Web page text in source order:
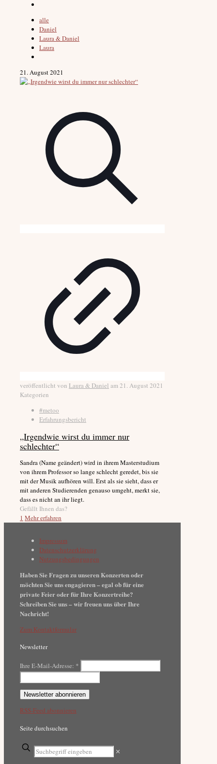
alle
Daniel
Laura & Daniel
Laura
21. August 2021
veröffentlicht von Laura & Daniel am21. August 2021
Kategorien
#metoo
Erfahrungsbericht
„Irgendwie wirst du immer nur
schlechter“
Sandra (Name geändert) wird in ihrem Masterstudium
von ihrem Professor so lange schlecht geredet, bis sie
mit der Musik aufhören will. Erst als sie sieht, dass er
mit anderen Studierenden genauso umgeht, merkt sie,
dass es nicht an ihr liegt.
Gefällt Ihnen das?
1 Mehr erfahren
Impressum
Datenschutzerklärung
Nutzungsbedingungen
Haben Sie Fragen zu unseren Konzerten oder
möchten Sie uns engagieren – egal ob für eine
private Feier oder für Ihre Konzertreihe?
Schreiben Sie uns – wir freuen uns über Ihre
Nachricht!
Zum Kontaktformular
Newsletter
Ihre E-Mail-Adresse: *
RSS-Feed abonnieren
Seite durchsuchen
✕